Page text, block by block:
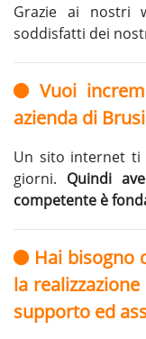
Grazie ai nostri
soddisfatti dei
Vuoi
azienda di
Un sito internet ti
giorni. Quindi
competente è
Hai bisogno
la
supporto ed